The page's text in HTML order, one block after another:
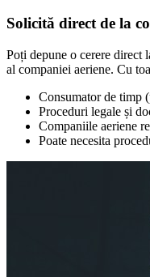
Solicită direct de la
Poți depune o cerere direct
al companiei aeriene. Cu
Consumator de timp
Proceduri legale și
Companiile aeriene
Poate necesita